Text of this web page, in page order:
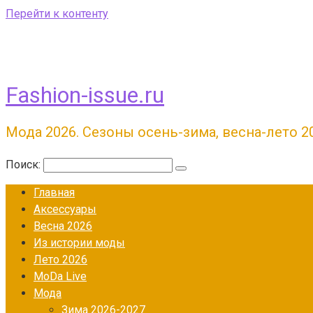
Перейти к контенту
Fashion-issue.ru
Мода 2026. Сезоны осень-зима, весна-лето
Поиск:
Главная
Аксессуары
Весна 2026
Из истории моды
Лето 2026
МоDа Live
Мода
Зима 2026-2027